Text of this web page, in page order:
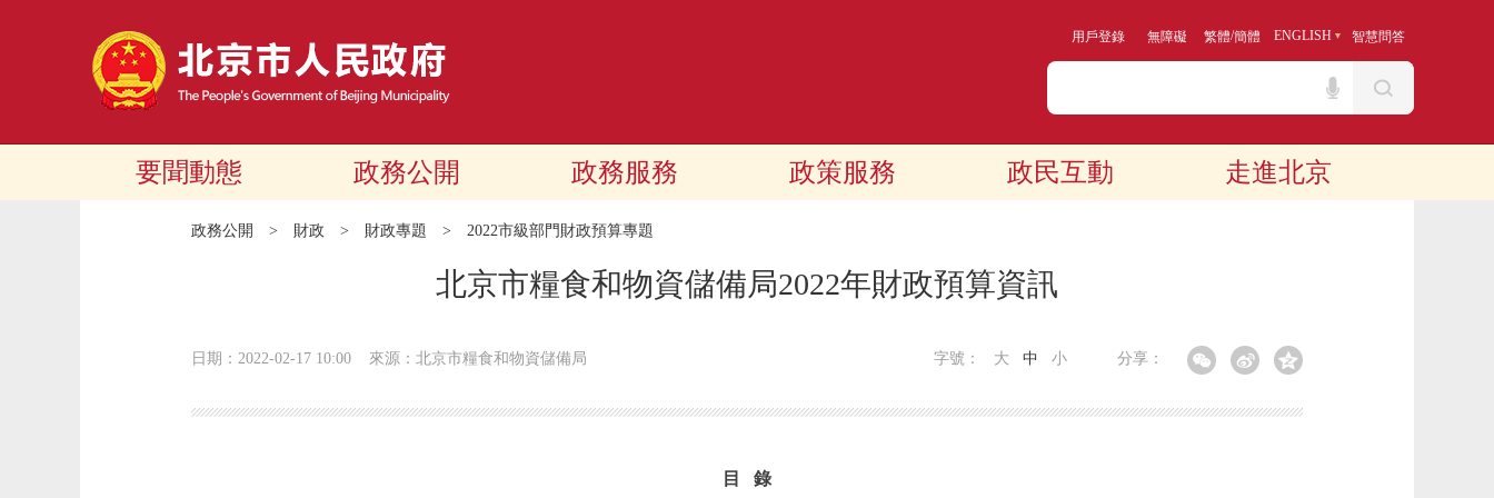
用戶登錄 無障礙 繁體/簡體 ENGLISH 智慧問答
要聞動態 政務公開 政務服務 政策服務 政民互動 走進北京
政務公開 > 財政 > 財政專題 > 2022市級部門財政預算專題
北京市糧食和物資儲備局2022年財政預算資訊
日期：2022-02-17 10:00 來源：北京市糧食和物資儲備局 分享：
字號： 大 中 小
目 錄